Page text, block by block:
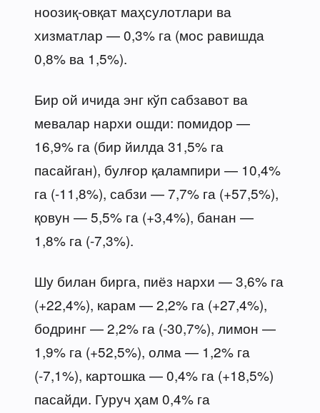
ноозиқ-овқат маҳсулотлари ва
хизматлар — 0,3% га (мос равишда
0,8% ва 1,5%).
Бир ой ичида энг кўп сабзавот ва
мевалар нархи ошди: помидор —
16,9% га (бир йилда 31,5% га
пасайган), булғор қалампири — 10,4%
га (-11,8%), сабзи — 7,7% га (+57,5%),
қовун — 5,5% га (+3,4%), банан —
1,8% га (-7,3%).
Шу билан бирга, пиёз нархи — 3,6% га
(+22,4%), карам — 2,2% га (+27,4%),
бодринг — 2,2% га (-30,7%), лимон —
1,9% га (+52,5%), олма — 1,2% га
(-7,1%), картошка — 0,4% га (+18,5%)
пасайди. Гуруч ҳам 0,4% га